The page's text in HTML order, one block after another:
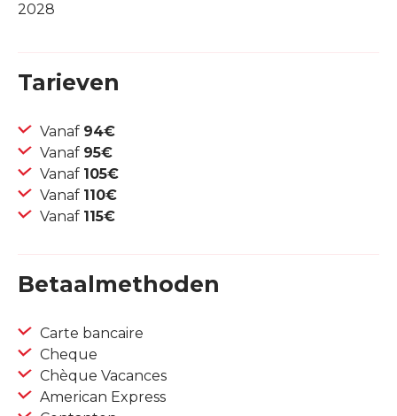
2028
Tarieven
Vanaf 94€
Vanaf 95€
Vanaf 105€
Vanaf 110€
Vanaf 115€
Betaalmethoden
Carte bancaire
Cheque
Chèque Vacances
American Express